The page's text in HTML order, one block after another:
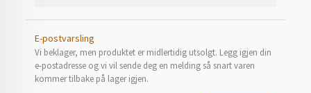
E-postvarsling
Vi beklager, men produktet er midlertidig utsolgt. Legg igjen din
e-postadresse og vi vil sende deg en melding så snart varen
kommer tilbake på lager igjen.